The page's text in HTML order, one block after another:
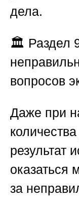
дела.
🏛️ Раздел
вопросов
Даже при
результат
оказаться
за